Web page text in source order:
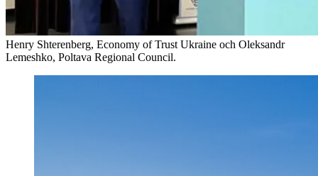
Henry Shterenberg, Economy of Trust Ukraine och Oleksandr
Lemeshko, Poltava Regional Council.